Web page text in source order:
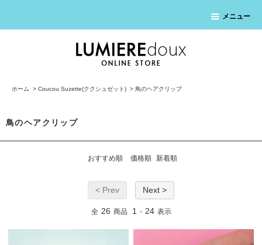
メニュー
ホーム > Coucou Suzette(ククシュゼット) > 鳥のヘアクリップ
鳥のヘアクリップ
おすすめ順 価格順 新着順
< Prev Next >
全 26 商品 1 - 24 表示